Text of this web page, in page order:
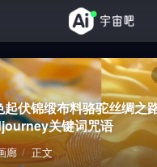
起伏锦缎布料骆驼丝绸之
关键词咒语
廊 正文